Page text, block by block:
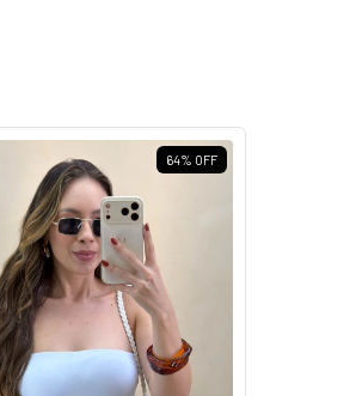
64% OFF